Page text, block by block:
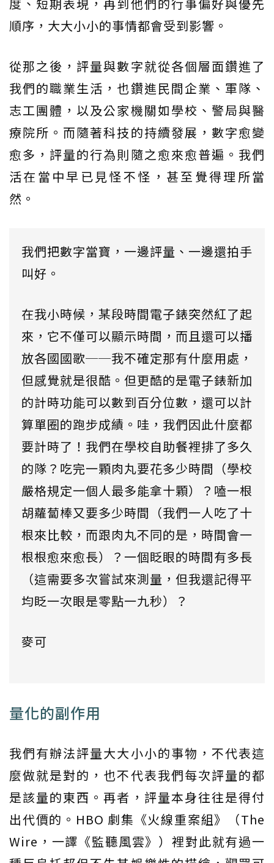
順序，大大小小的事情都會受到影響。
從那之後，評量與數字就從各個層面鑽進了
我們的職業生活，也鑽進民間企業、軍隊、
志工團體，以及公家機關如學校、警局與醫
療院所。而隨著科技的持續發展，數字愈變
愈多，評量的行為則隨之愈來愈普遍。我們
活在當中早已見怪不怪，甚至覺得理所當
然。
我們把數字當寶，一邊評量、一邊還拍手
叫好。
在我小時候，某段時間電子錶突然紅了起
來，它不僅可以顯示時間，而且還可以播
放各國國歌──我不確定那有什麼用處，
但感覺就是很酷。但更酷的是電子錶新加
的計時功能可以數到百分位數，還可以計
算單圈的跑步成績。哇，我們因此什麼都
要計時了！我們在學校自助餐裡排了多久
的隊？吃完一顆肉丸要花多少時間（學校
嚴格規定一個人最多能拿十顆）？嗑一根
胡蘿蔔棒又要多少時間（我們一人吃了十
根來比較，而跟肉丸不同的是，時間會一
根根愈來愈長）？一個眨眼的時間有多長
（這需要多次嘗試來測量，但我還記得平
均眨一次眼是零點一九秒）？
麥可
量化的副作用
我們有辦法評量大大小小的事物，不代表這
麼做就是對的，也不代表我們每次評量的都
是該量的東西。再者，評量本身往往是得付
出代價的。HBO 劇集《火線重案組》（The
Wire，一譯《監聽風雲》）裡對此就有過一